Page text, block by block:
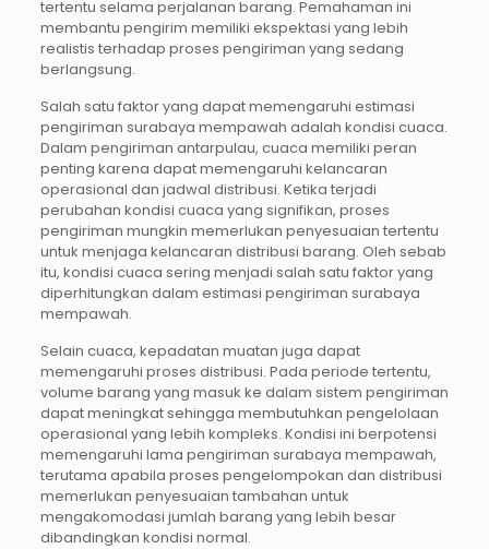
tertentu selama perjalanan barang. Pemahaman ini
membantu pengirim memiliki ekspektasi yang lebih
realistis terhadap proses pengiriman yang sedang
berlangsung.
Salah satu faktor yang dapat memengaruhi estimasi
pengiriman surabaya mempawah adalah kondisi cuaca.
Dalam pengiriman antarpulau, cuaca memiliki peran
penting karena dapat memengaruhi kelancaran
operasional dan jadwal distribusi. Ketika terjadi
perubahan kondisi cuaca yang signifikan, proses
pengiriman mungkin memerlukan penyesuaian tertentu
untuk menjaga kelancaran distribusi barang. Oleh sebab
itu, kondisi cuaca sering menjadi salah satu faktor yang
diperhitungkan dalam estimasi pengiriman surabaya
mempawah.
Selain cuaca, kepadatan muatan juga dapat
memengaruhi proses distribusi. Pada periode tertentu,
volume barang yang masuk ke dalam sistem pengiriman
dapat meningkat sehingga membutuhkan pengelolaan
operasional yang lebih kompleks. Kondisi ini berpotensi
memengaruhi lama pengiriman surabaya mempawah,
terutama apabila proses pengelompokan dan distribusi
memerlukan penyesuaian tambahan untuk
mengakomodasi jumlah barang yang lebih besar
dibandingkan kondisi normal.